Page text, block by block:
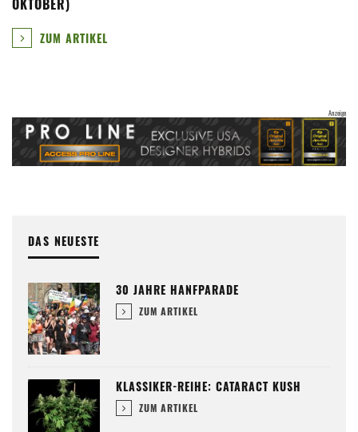
OKTOBER)
ZUM ARTIKEL
DAS NEUESTE
30 JAHRE HANFPARADE
ZUM ARTIKEL
KLASSIKER-REIHE: CATARACT KUSH
ZUM ARTIKEL